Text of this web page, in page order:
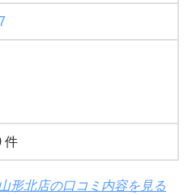
件
形北店の口コミ内容を見る